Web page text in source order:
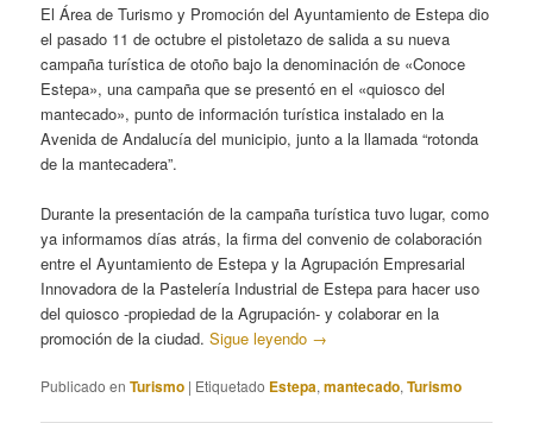
El Área de Turismo y Promoción del Ayuntamiento de Estepa dio
el pasado 11 de octubre el pistoletazo de salida a su nueva
campaña turística de otoño bajo la denominación de «Conoce
Estepa», una campaña que se presentó en el «quiosco del
mantecado», punto de información turística instalado en la
Avenida de Andalucía del municipio, junto a la llamada “rotonda
de la mantecadera”.
Durante la presentación de la campaña turística tuvo lugar, como
ya informamos días atrás, la firma del convenio de colaboración
entre el Ayuntamiento de Estepa y la Agrupación Empresarial
Innovadora de la Pastelería Industrial de Estepa para hacer uso
del quiosco -propiedad de la Agrupación- y colaborar en la
promoción de la ciudad.Sigue leyendo →
Publicado en Turismo | Etiquetado Estepa,mantecado,Turismo